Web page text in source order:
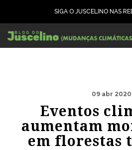
SIGA O JUSCELINO NAS
09 abr 2020
Eventos
aumentam
em florestas